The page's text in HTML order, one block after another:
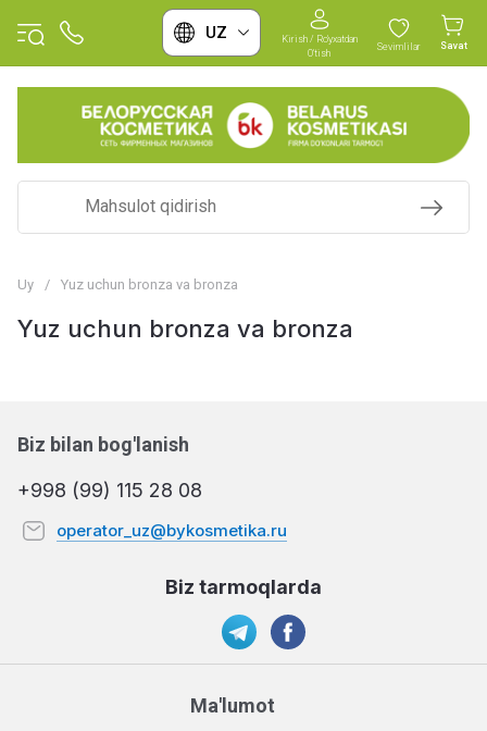
UZ
Kirish / Ro'yxatdan
O'tish
Sevimlilar Savat
Uy / Yuz uchun bronza va bronza
Yuz uchun bronza va bronza
Ma'lumot
Biz bilan bog'lanish
+998 (99) 115 28 08
operator_uz@bykosmetika.ru
Biz tarmoqlarda